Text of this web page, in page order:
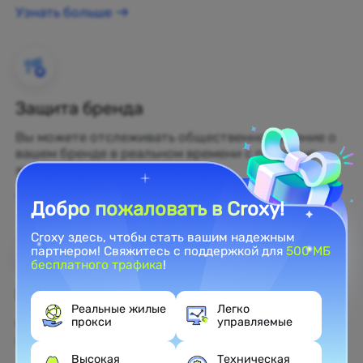
Узнать больше
Защита бренда
Вы можете отслеживать общественное мнение о
вашем бренде в реальном времени с помощью
жилых прокси.
Узнать больше
Веб-скрейпинг
Собирайте нераскрытые данные и превращайте
их в прибыльные бизнес-решения.
Добро пожаловать в Croxy!
Croxy здесь, чтобы стать вашим надежным
партнером! Свяжитесь с поддержкой для500 МБ
бесплатного трафика!
Реальные жилые
прокси
Легко
управляемые
Высокая
Техническая